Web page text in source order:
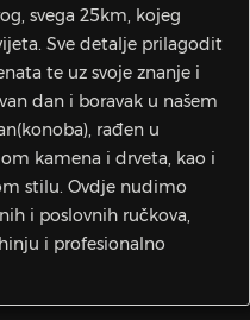
svega 25km, kojeg
Sve detalje prilagodit
te uz svoje znanje i
dan i boravak u našem
rađen u
kamena i drveta, kao i
stilu. Ovdje nudimo
i poslovnih ručkova,
i profesionalno